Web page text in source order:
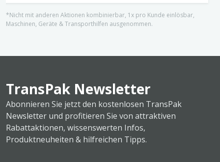
*Nicht mit anderen Aktionen kombinierbar, 1x pro Kunde einlösbar,
Maschinen, Geräte & Transporthilfen ausgenommen.
TransPak Newsletter
Abonnieren Sie jetzt den kostenlosen TransPak
Newsletter und profitieren Sie von attraktiven
Rabattaktionen, wissenswerten Infos,
Produktneuheiten & hilfreichen Tipps.